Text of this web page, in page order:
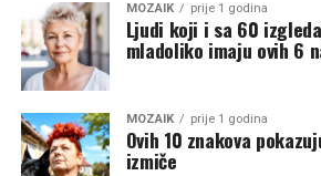
MOZAIK prije 1 godina
Ljudi koji i sa 60
mladoliko imaju ovih 6
MOZAIK prije 1 godina
Ovih 10 znakova
izmiče